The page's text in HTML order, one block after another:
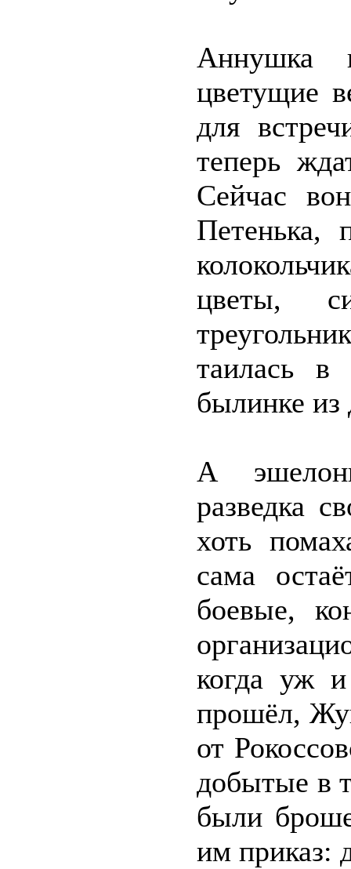
Аннушка
цветущие
для
теперь
Сейчас
Петенька,
цветы,
таилась в
былинке
А
разведка
хоть
сама
боевые,
когда уж
прошёл,
от
добытые в
были
им приказ: